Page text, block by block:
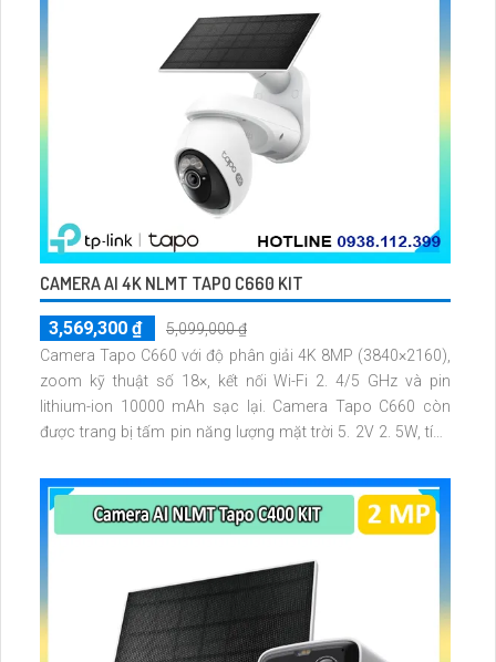
CAMERA AI 4K NLMT TAPO C660 KIT
3,569,300 ₫
5,099,000 ₫
Camera Tapo C660 với độ phân giải 4K 8MP (3840×2160),
zoom kỹ thuật số 18×, kết nối Wi-Fi 2. 4/5 GHz và pin
lithium-ion 10000 mAh sạc lại. Camera Tapo C660 còn
được trang bị tấm pin năng lượng mặt trời 5. 2V 2. 5W, tích
microSD tối đa 512 GB